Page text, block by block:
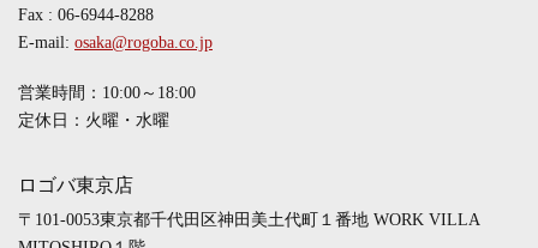
Fax : 06-6944-8288
E-mail:osaka@rogoba.co.jp
営業時間：10:00～18:00
定休日：火曜・水曜
ロゴバ東京店
〒101-0053東京都千代田区神田美土代町１番地 WORK VILLA